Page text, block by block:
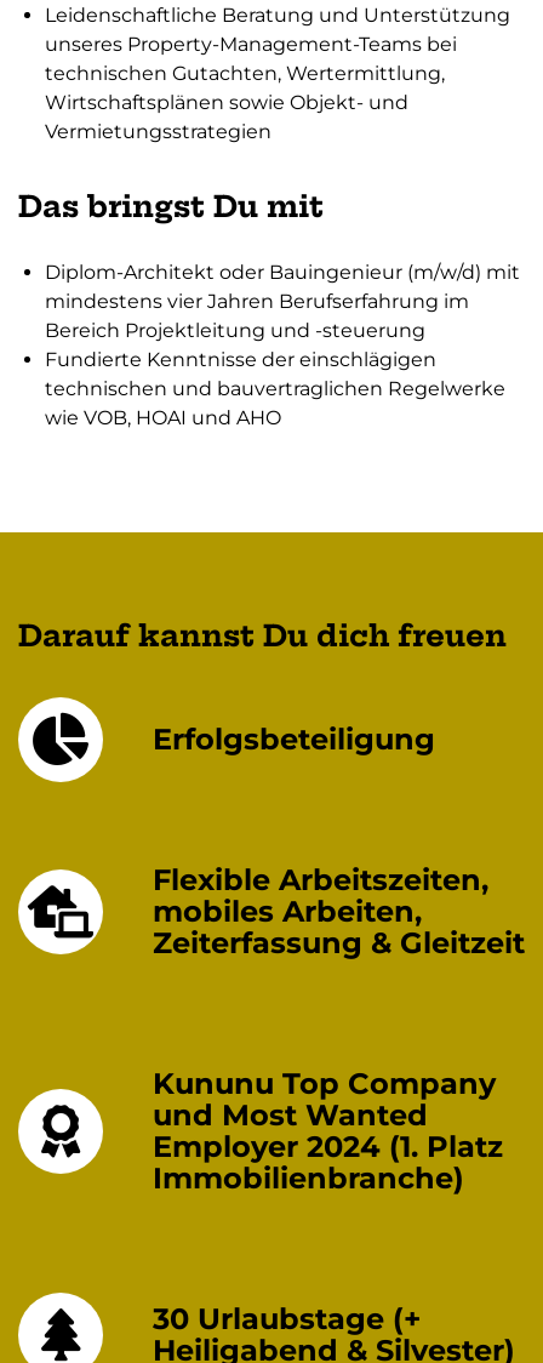
Leidenschaftliche Beratung und Unterstützung
unseres Property-Management-Teams bei
technischen Gutachten, Wertermittlung,
Wirtschaftsplänen sowie Objekt- und
Vermietungsstrategien
Das bringst Du mit
Diplom-Architekt oder Bauingenieur (m/w/d) mit
mindestens vier Jahren Berufserfahrung im
Bereich Projektleitung und -steuerung
Fundierte Kenntnisse der einschlägigen
technischen und bauvertraglichen Regelwerke
wie VOB, HOAI und AHO
Darauf kannst Du dich freuen
Erfolgsbeteiligung
Flexible Arbeitszeiten,
mobiles Arbeiten,
Zeiterfassung & Gleitzeit
Kununu Top Company
und Most Wanted
Employer 2024 (1. Platz
Immobilienbranche)
30 Urlaubstage (+
Heiligabend & Silvester)